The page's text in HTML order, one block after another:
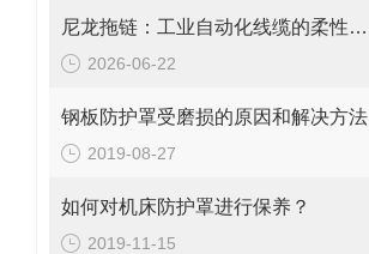
尼龙拖链：工业自动化线缆的柔性牵引与保护系统
2026-06-22
钢板防护罩受磨损的原因和解决方法
2019-08-27
如何对机床防护罩进行保养？
2019-11-15